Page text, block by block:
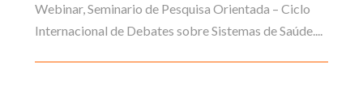
Webinar, Seminario de Pesquisa Orientada – Ciclo
Internacional de Debates sobre Sistemas de Saúde....